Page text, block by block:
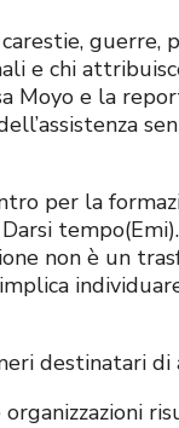
guerre,
e chi
Moyo e la
per la
tempo(Emi).
non è un
destinatari di